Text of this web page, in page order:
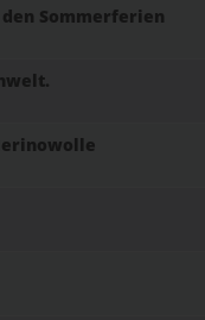
Sommerferien